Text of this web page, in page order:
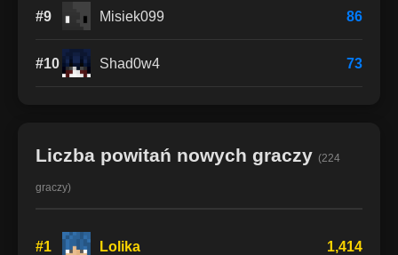
#9 Misiek099 86
#10 Shad0w4 73
Liczba powitań nowych graczy (224
graczy)
#1 Lolika 1,414